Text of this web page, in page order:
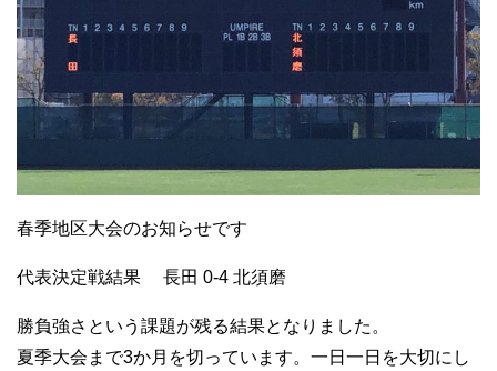
春季地区大会のお知らせです
代表決定戦結果 長田 0-4 北須磨
勝負強さという課題が残る結果となりました。
夏季大会まで3か月を切っています。一日一日を大切にし